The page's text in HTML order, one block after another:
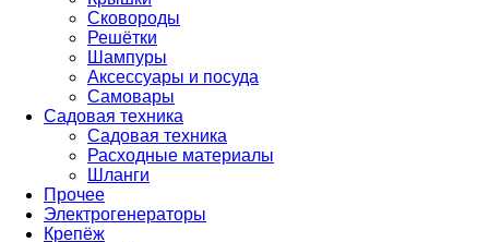
Сковороды
Решётки
Шампуры
Аксессуары и посуда
Самовары
Садовая техника
Садовая техника
Расходные материалы
Шланги
Прочее
Электрогенераторы
Крепёж